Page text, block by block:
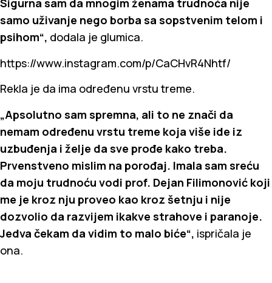
Sigurna sam da mnogim ženama trudnoća nije
samo uživanje nego borba sa sopstvenim telom i
psihom“, dodala je glumica.
https://www.instagram.com/p/CaCHvR4Nhtf/
Rekla je da ima određenu vrstu treme.
„Apsolutno sam spremna, ali to ne znači da
nemam određenu vrstu treme koja više ide iz
uzbuđenja i želje da sve prođe kako treba.
Prvenstveno mislim na porođaj. Imala sam sreću
da moju trudnoću vodi prof. Dejan Filimonović koji
me je kroz nju proveo kao kroz šetnju i nije
dozvolio da razvijem ikakve strahove i paranoje.
Jedva čekam da vidim to malo biće“, ispričala je
ona.